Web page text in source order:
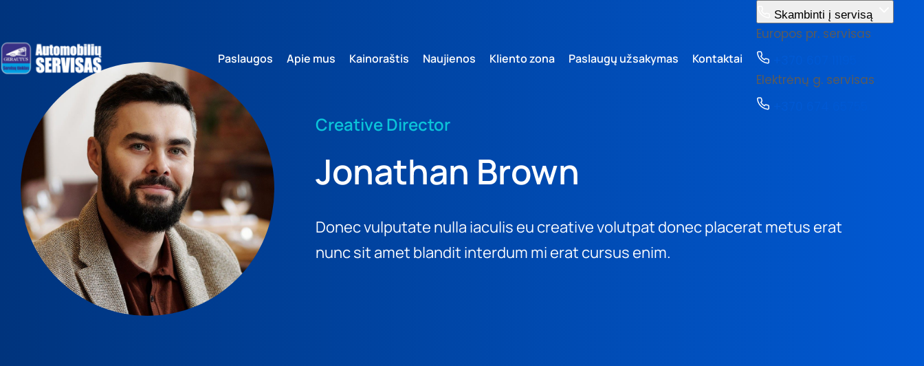
Paslaugos Apie mus Kainoraštis Naujienos Kliento zona Paslaugų užsakymas Kontaktai
Skambinti į servisą
Europos pr. servisas
Elektrėnų g. servisas
Creative Director
Jonathan Brown
Donec vulputate nulla iaculis eu creative volutpat donec placerat metus erat
nunc sit amet blandit interdum mi erat cursus enim.